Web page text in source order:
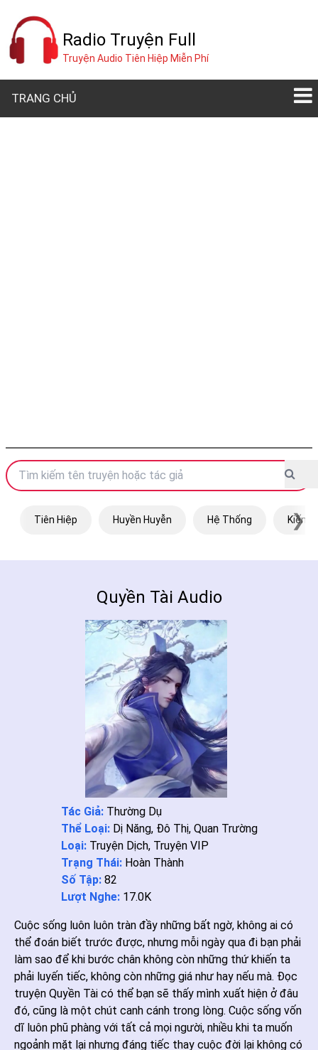
Radio Truyện Full
Truyện Audio Tiên Hiệp Miễn Phí
TRANG CHỦ
Tiên Hiệp Huyền Huyễn Hệ Thống Kiếm
❯
Quyền Tài Audio
Tác Giả: Thường Dụ
Thể Loại: Dị Năng, Đô Thị, Quan Trường
Loại: Truyện Dịch, Truyện VIP
Trạng Thái: Hoàn Thành
Số Tập: 82
Lượt Nghe: 17.0K
Cuộc sống luôn luôn tràn đầy những bất ngờ, không ai có
thể đoán biết trước được, nhưng mỗi ngày qua đi bạn phải
làm sao để khi bước chân không còn những thứ khiến ta
phải luyến tiếc, không còn những giá như hay nếu mà. Đọc
truyện Quyền Tài có thể bạn sẽ thấy mình xuất hiện ở đâu
đó, cũng là một chút canh cánh trong lòng. Cuộc sống vốn
dĩ luôn phũ phàng với tất cả mọi người, nhiều khi ta muốn
ngoảnh mặt lại nhưng đáng tiếc thay cuộc đời lại không có